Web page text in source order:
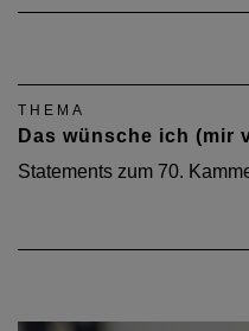
THEMA
Das wünsche ich (mir
Statements zum 70.